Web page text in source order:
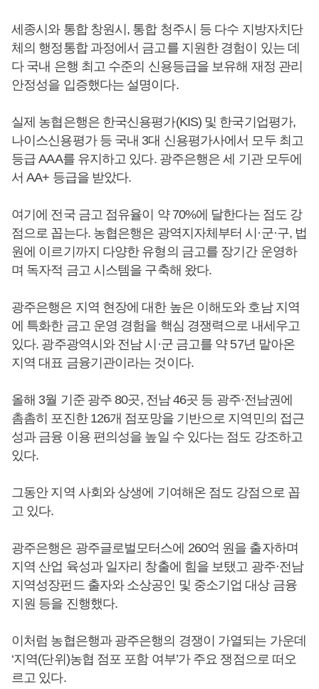
세종시와 통합 창원시, 통합 청주시 등 다수 지방자치단
체의 행정통합 과정에서 금고를 지원한 경험이 있는 데
다 국내 은행 최고 수준의 신용등급을 보유해 재정 관리
안정성을 입증했다는 설명이다.
실제 농협은행은 한국신용평가(KIS) 및 한국기업평가,
나이스신용평가 등 국내 3대 신용평가사에서 모두 최고
등급 AAA를 유지하고 있다. 광주은행은 세 기관 모두에
서 AA+ 등급을 받았다.
여기에 전국 금고 점유율이 약 70%에 달한다는 점도 강
점으로 꼽는다. 농협은행은 광역지자체부터 시·군·구, 법
원에 이르기까지 다양한 유형의 금고를 장기간 운영하
며 독자적 금고 시스템을 구축해 왔다.
광주은행은 지역 현장에 대한 높은 이해도와 호남 지역
에 특화한 금고 운영 경험을 핵심 경쟁력으로 내세우고
있다. 광주광역시와 전남 시·군 금고를 약 57년 맡아온
지역 대표 금융기관이라는 것이다.
올해 3월 기준 광주 80곳, 전남 46곳 등 광주·전남권에
촘촘히 포진한 126개 점포망을 기반으로 지역민의 접근
성과 금융 이용 편의성을 높일 수 있다는 점도 강조하고
있다.
그동안 지역 사회와 상생에 기여해온 점도 강점으로 꼽
고 있다.
광주은행은 광주글로벌모터스에 260억 원을 출자하며
지역 산업 육성과 일자리 창출에 힘을 보탰고 광주·전남
지역성장펀드 출자와 소상공인 및 중소기업 대상 금융
지원 등을 진행했다.
이처럼 농협은행과 광주은행의 경쟁이 가열되는 가운데
‘지역(단위)농협 점포 포함 여부’가 주요 쟁점으로 떠오
르고 있다.